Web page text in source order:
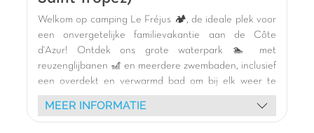
Welkom op camping Le Fréjus 🏕️, de ideale plek voor
een onvergetelijke familievakantie aan de Côte
d'Azur! Ontdek ons grote waterpark 🏊 met
reuzenglijbanen 🎢 en meerdere zwembaden, inclusief
een overdekt en verwarmd bad om bij elk weer te
zwemmen. Kinderen zullen dol zijn op de ongelooflijke
themaspeeltuin en de pumptrack 🚲, terwijl oudere
MEER INFORMATIE